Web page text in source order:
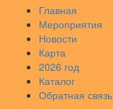
Главная
Мероприятия
Новости
Карта
2026 год
Каталог
Обратная связь